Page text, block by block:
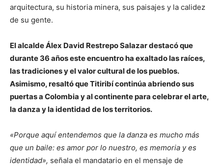
arquitectura, su historia minera, sus paisajes y la calidez
de su gente.
El alcalde Álex David Restrepo Salazar destacó que
durante 36 años este encuentro ha exaltado las raíces,
las tradiciones y el valor cultural de los pueblos.
Asimismo, resaltó que Titiribí continúa abriendo sus
puertas a Colombia y al continente para celebrar el arte,
la danza y la identidad de los territorios.
«Porque aquí entendemos que la danza es mucho más
que un baile: es amor por lo nuestro, es memoria y es
identidad», señala el mandatario en el mensaje de